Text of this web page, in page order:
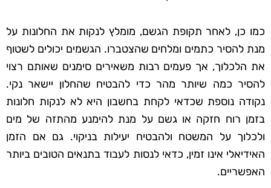
כמו כן, לאחר תקופת הגשם, מומלץ לנקות את החלונות על
מנת להסיר כתמים ומלחים שהצטברו. הגשמים יכולים לשטוף
את הלכלוך, אך פעמים רבות משאירים סימנים שאותם רצוי
להסיר כמה שיותר מהר כדי להבטיח שהחלון יישאר נקי.
נקודה נוספת שכדאי לקחת בחשבון היא לא לנקות חלונות
בזמן רוח חזקה או גשם על מנת להימנע מהתזה של מים
ולכלוך על המשטח ולהבטיח יעילות בניקוי. גם אם הזמן
האידיאלי אינו זמין, כדאי לנסות לעבוד בתנאים הטובים ביותר
האפשריים.